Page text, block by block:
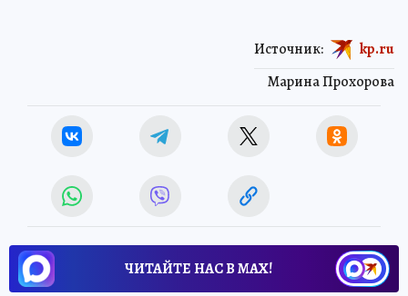
Марина Прохорова
Источник: kp.ru
ЧИТАЙТЕ НАС В МАХ!